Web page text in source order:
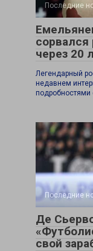
Последние
через 20
Легендарный
недавнем
Последние
Де
свой